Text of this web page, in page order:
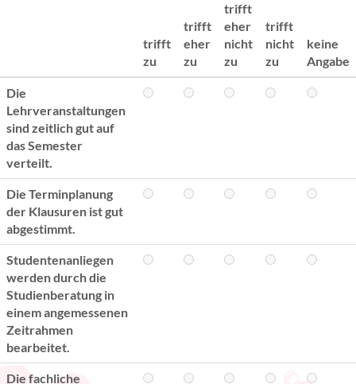
trifft
zu
trifft
eher
zu
trifft
eher
nicht
zu
trifft
nicht
zu
keine
Angabe
Die
Lehrveranstaltungen
sind zeitlich gut auf
das Semester
verteilt.
Die Terminplanung
der Klausuren ist gut
abgestimmt.
Studentenanliegen
werden durch die
Studienberatung in
einem angemessenen
Zeitrahmen
bearbeitet.
Die fachliche